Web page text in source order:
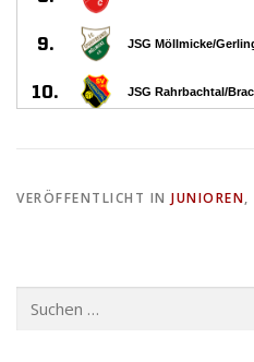
VERÖFFENTLICHT IN JUNIOREN,
nach: